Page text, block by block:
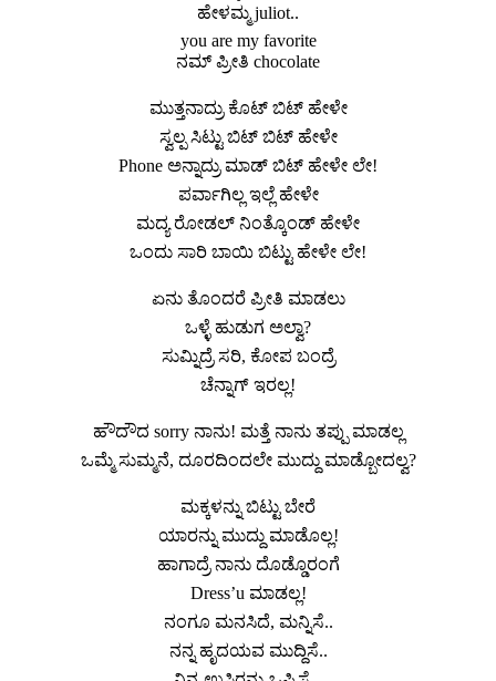
ಹೇಳಮ್ಮ juliot..
you are my favorite
ನಮ್ ಪ್ರೀತಿ chocolate
ಮುತ್ತನಾದ್ರು ಕೊಟ್ ಬಿಟ್ ಹೇಳೇ
ಸ್ವಲ್ಪ ಸಿಟ್ಟು ಬಿಟ್ ಬಿಟ್ ಹೇಳೇ
Phone ಅನ್ನಾದ್ರು ಮಾಡ್ ಬಿಟ್ ಹೇಳೇ ಲೇ!
ಪರ್ವಾಗಿಲ್ಲ ಇಲ್ಲೆ ಹೇಳೇ
ಮದ್ಯ ರೋಡಲ್ ನಿಂತ್ಕೊಂಡ್ ಹೇಳೇ
ಒಂದು ಸಾರಿ ಬಾಯಿ ಬಿಟ್ಟು ಹೇಳೇ ಲೇ!
ಏನು ತೊಂದರೆ ಪ್ರೀತಿ ಮಾಡಲು
ಒಳ್ಳೆ ಹುಡುಗ ಅಲ್ವಾ?
ಸುಮ್ನಿದ್ರೆ ಸರಿ, ಕೋಪ ಬಂದ್ರೆ
ಚೆನ್ನಾಗ್ ಇರಲ್ಲ!
ಹೌದೌದ sorry ನಾನು! ಮತ್ತೆ ನಾನು ತಪ್ಪು ಮಾಡಲ್ಲ
ಒಮ್ಮೆ ಸುಮ್ಮನೆ, ದೂರದಿಂದಲೇ ಮುದ್ದು ಮಾಡ್ಬೋದಲ್ವ?
ಮಕ್ಕಳನ್ನು ಬಿಟ್ಟು ಬೇರೆ
ಯಾರನ್ನು ಮುದ್ದು ಮಾಡೊಲ್ಲ!
ಹಾಗಾದ್ರೆ ನಾನು ದೊಡ್ಡೊರಂಗೆ
Dress’u ಮಾಡಲ್ಲ!
ನಂಗೂ ಮನಸಿದೆ, ಮನ್ನಿಸೆ..
ನನ್ನ ಹೃದಯವ ಮುದ್ದಿಸೆ..